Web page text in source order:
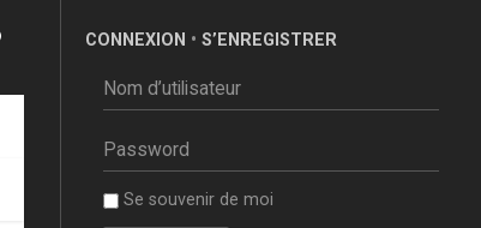
CONNEXION • S’ENREGISTRER
Se souvenir de moi